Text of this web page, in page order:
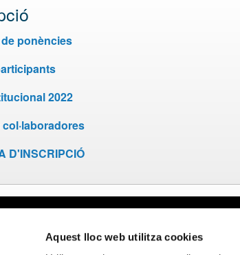
Aquest lloc web utilitza cookies
ponències
2022
D'INSCRIPCIÓ
Política de privacitat